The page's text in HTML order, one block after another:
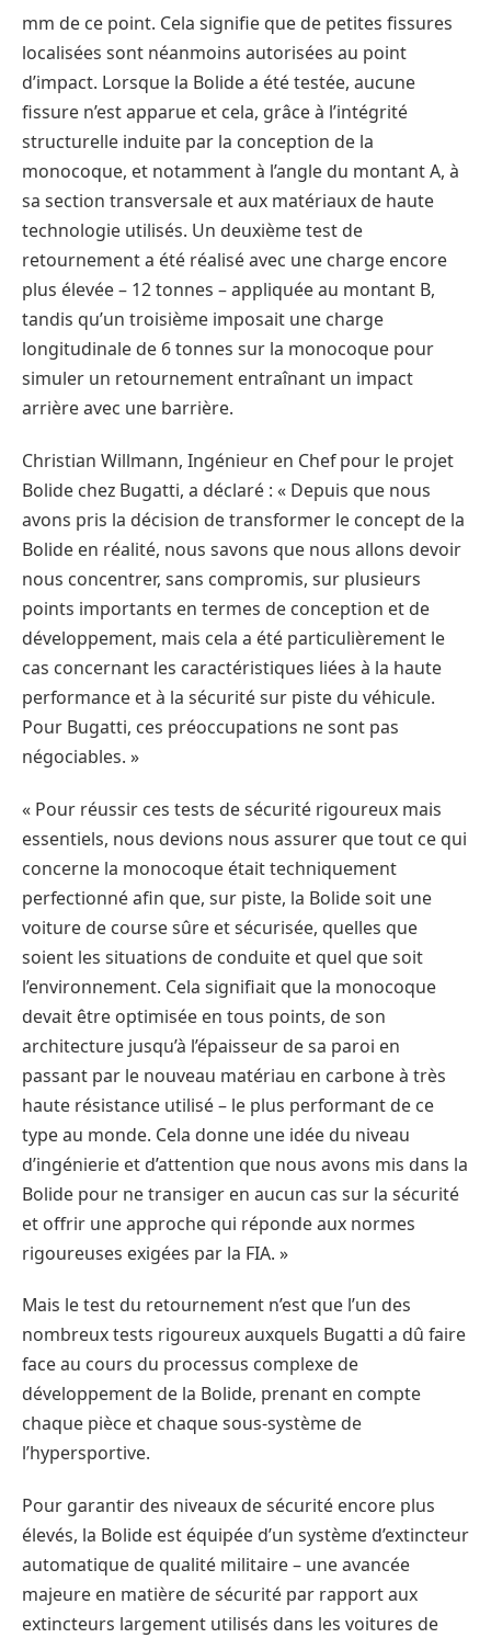
mm de ce point. Cela signifie que de petites fissures
localisées sont néanmoins autorisées au point
d’impact. Lorsque la Bolide a été testée, aucune
fissure n’est apparue et cela, grâce à l’intégrité
structurelle induite par la conception de la
monocoque, et notamment à l’angle du montant A, à
sa section transversale et aux matériaux de haute
technologie utilisés. Un deuxième test de
retournement a été réalisé avec une charge encore
plus élevée – 12 tonnes – appliquée au montant B,
tandis qu’un troisième imposait une charge
longitudinale de 6 tonnes sur la monocoque pour
simuler un retournement entraînant un impact
arrière avec une barrière.
Christian Willmann, Ingénieur en Chef pour le projet
Bolide chez Bugatti, a déclaré : « Depuis que nous
avons pris la décision de transformer le concept de la
Bolide en réalité, nous savons que nous allons devoir
nous concentrer, sans compromis, sur plusieurs
points importants en termes de conception et de
développement, mais cela a été particulièrement le
cas concernant les caractéristiques liées à la haute
performance et à la sécurité sur piste du véhicule.
Pour Bugatti, ces préoccupations ne sont pas
négociables. »
« Pour réussir ces tests de sécurité rigoureux mais
essentiels, nous devions nous assurer que tout ce qui
concerne la monocoque était techniquement
perfectionné afin que, sur piste, la Bolide soit une
voiture de course sûre et sécurisée, quelles que
soient les situations de conduite et quel que soit
l’environnement. Cela signifiait que la monocoque
devait être optimisée en tous points, de son
architecture jusqu’à l’épaisseur de sa paroi en
passant par le nouveau matériau en carbone à très
haute résistance utilisé – le plus performant de ce
type au monde. Cela donne une idée du niveau
d’ingénierie et d’attention que nous avons mis dans la
Bolide pour ne transiger en aucun cas sur la sécurité
et offrir une approche qui réponde aux normes
rigoureuses exigées par la FIA. »
Mais le test du retournement n’est que l’un des
nombreux tests rigoureux auxquels Bugatti a dû faire
face au cours du processus complexe de
développement de la Bolide, prenant en compte
chaque pièce et chaque sous-système de
l’hypersportive.
Pour garantir des niveaux de sécurité encore plus
élevés, la Bolide est équipée d’un système d’extincteur
automatique de qualité militaire – une avancée
majeure en matière de sécurité par rapport aux
extincteurs largement utilisés dans les voitures de